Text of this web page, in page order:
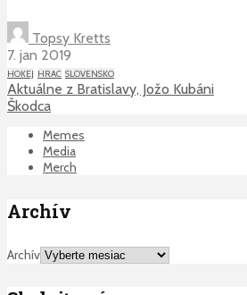
Topsy Kretts
7. jan 2019
HOKEJ HRAC SLOVENSKO
Aktuálne z Bratislavy, Jožo Kubáni
Škodca
Memes
Media
Merch
Archív
Archív